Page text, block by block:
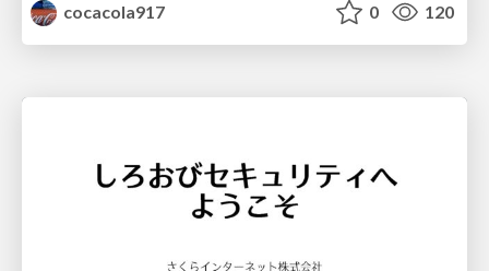
cocacola917
0 120